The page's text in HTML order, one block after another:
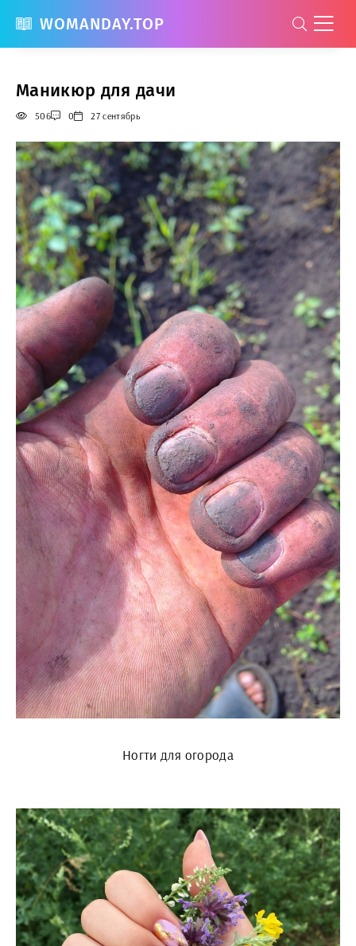
WOMANDAY.TOP
Маникюр для дачи
506 0 27 сентябрь
Ногти для огорода